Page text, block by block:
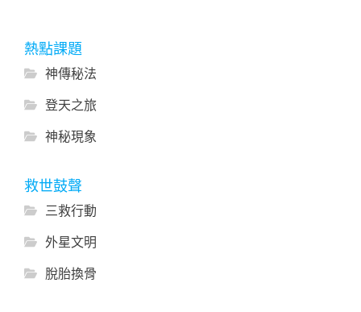
熱點課題
神傳秘法
登天之旅
神秘現象
救世鼓聲
三救行動
外星文明
脫胎換骨